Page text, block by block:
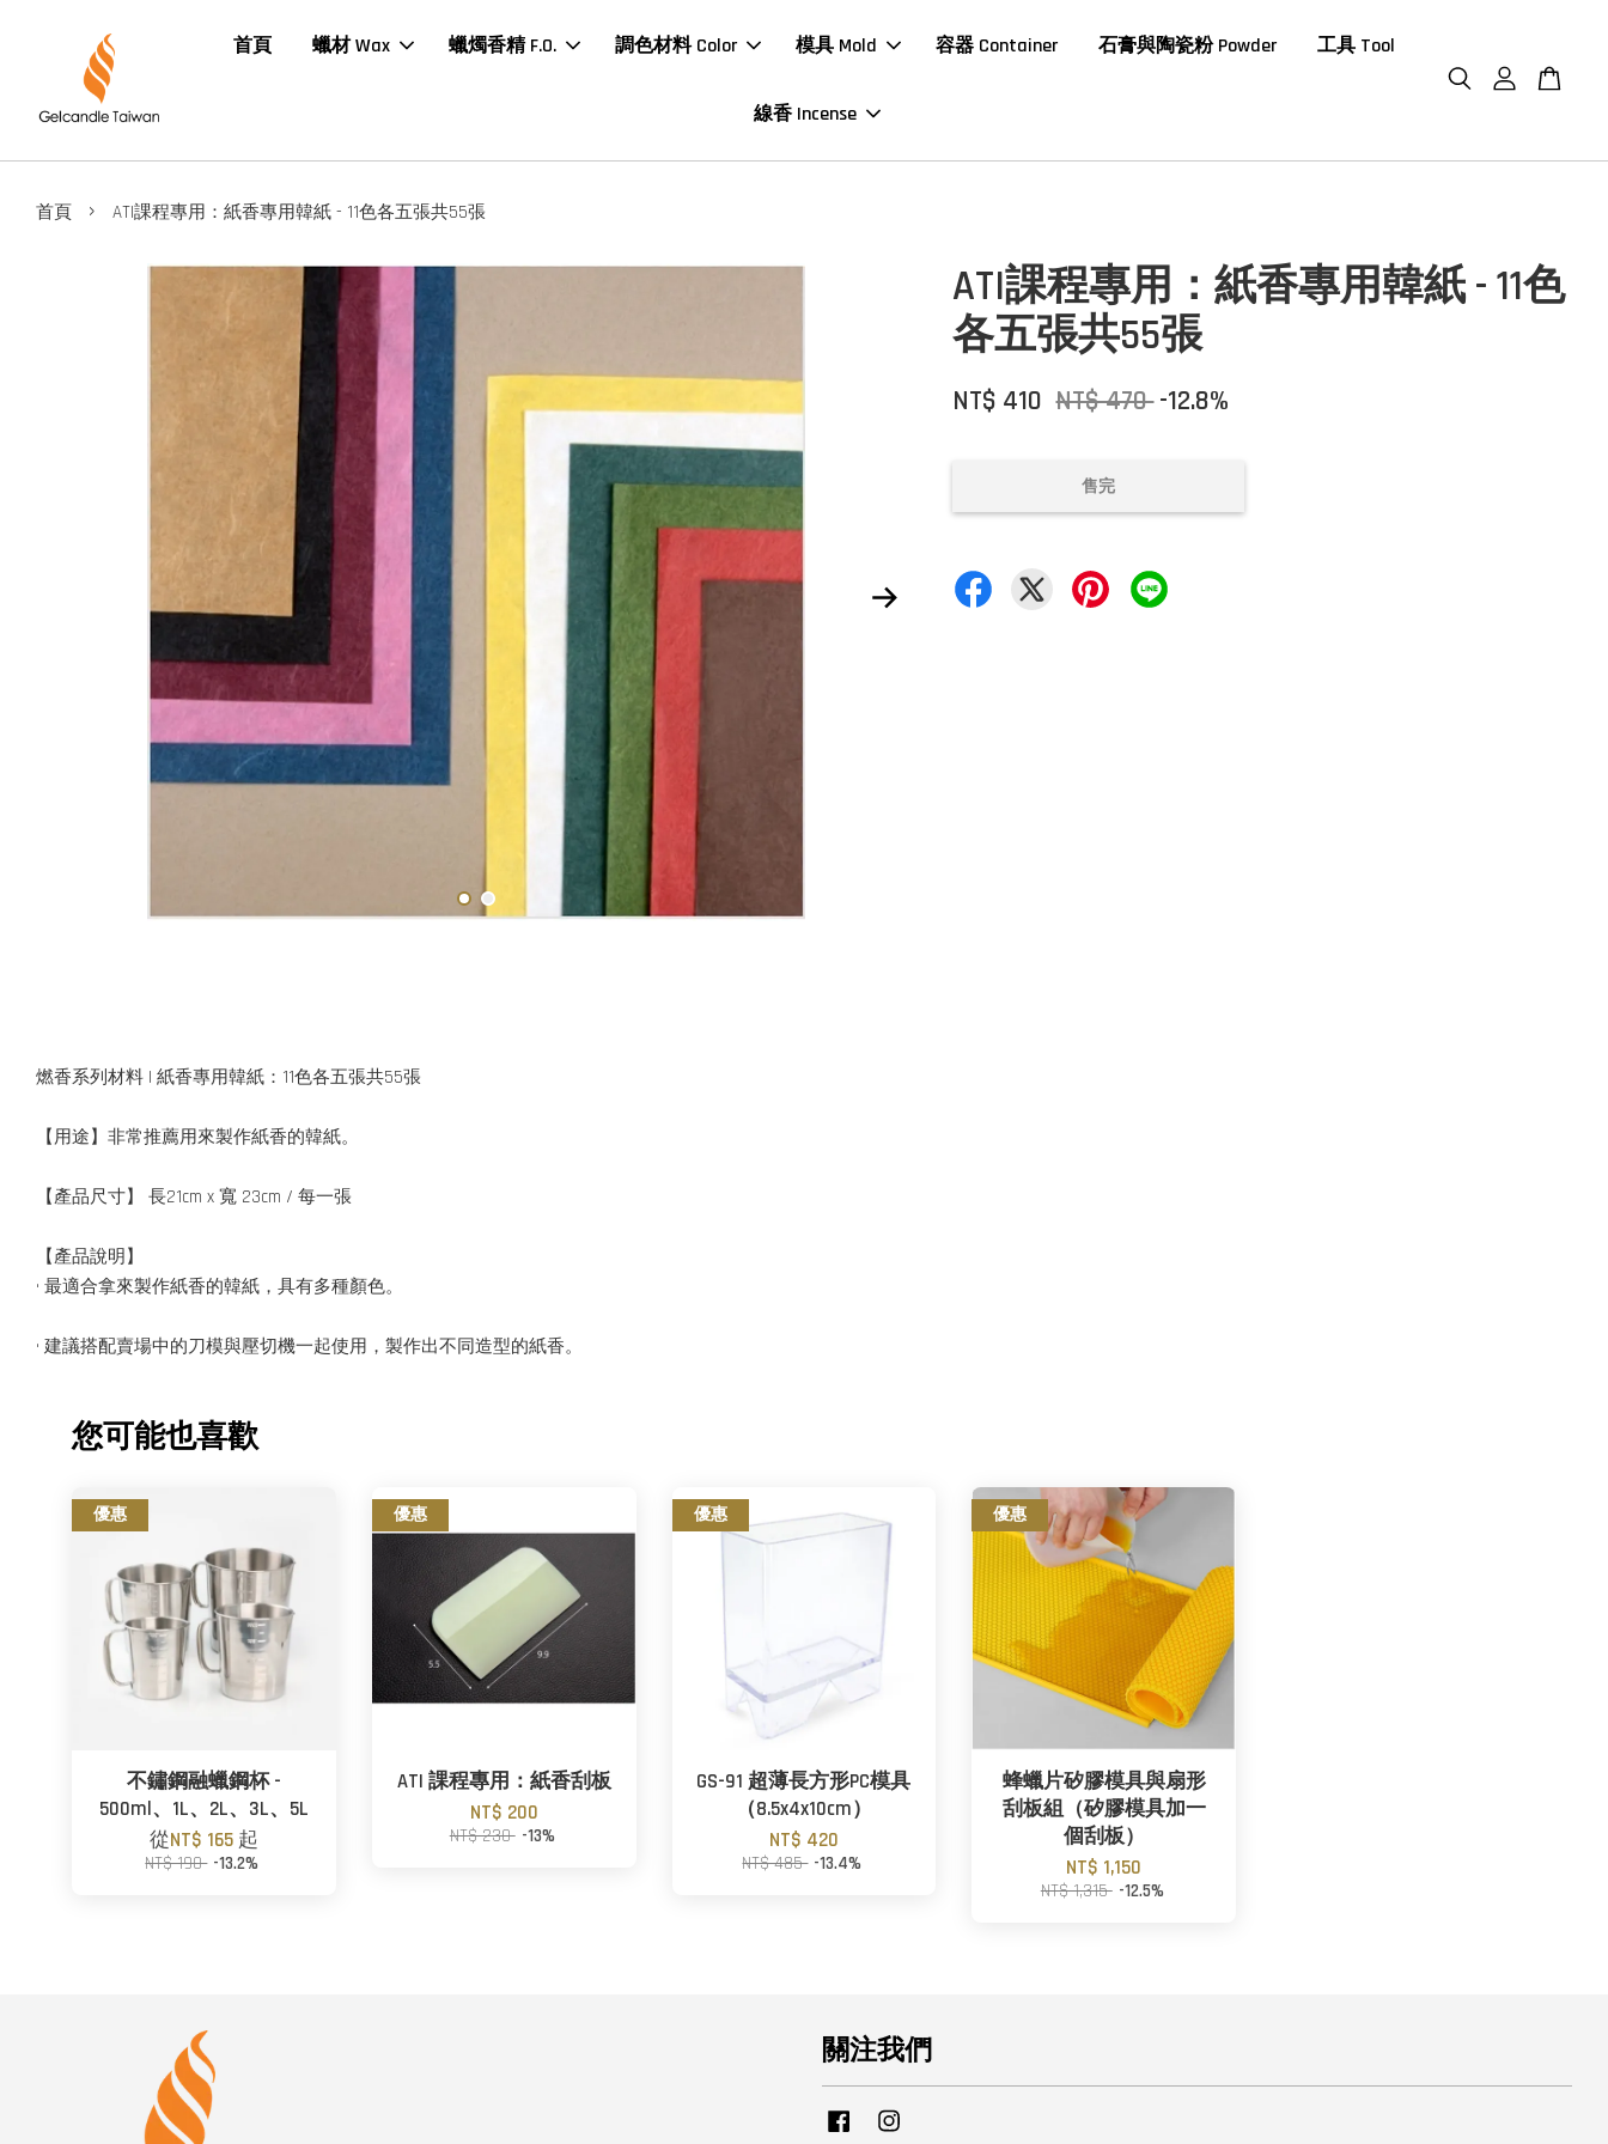
首頁 蠟材 Wax 蠟燭香精 F.O. 調色材料 Color 模具 Mold 容器 Container 石膏與陶瓷粉 Powder 工具 Tool
線香 Incense
首頁 › ATI課程專用：紙香專用韓紙 - 11色各五張共55張
ATI課程專用：紙香專用韓紙 - 11色
各五張共55張
NT$ 410 NT$ 470-12.8%
售完
燃香系列材料 | 紙香專用韓紙：11色各五張共55張
【用途】非常推薦用來製作紙香的韓紙。
【產品尺寸】 長21cm x 寬 23cm / 每一張
【產品說明】
• 最適合拿來製作紙香的韓紙，具有多種顏色。
• 建議搭配賣場中的刀模與壓切機一起使用，製作出不同造型的紙香。
您可能也喜歡
優惠
不鏽鋼融蠟鋼杯 -
500ml、1L、2L、3L、5L
從NT$ 165 起
NT$ 190 -13.2%
優惠
ATI 課程專用：紙香刮板
NT$ 200
NT$ 230 -13%
優惠
GS-91 超薄長方形PC模具
（8.5x4x10cm）
NT$ 420
NT$ 485 -13.4%
優惠
蜂蠟片矽膠模具與扇形
刮板組（矽膠模具加一
個刮板）
NT$ 1,150
NT$ 1,315 -12.5%
關注我們
Facebook